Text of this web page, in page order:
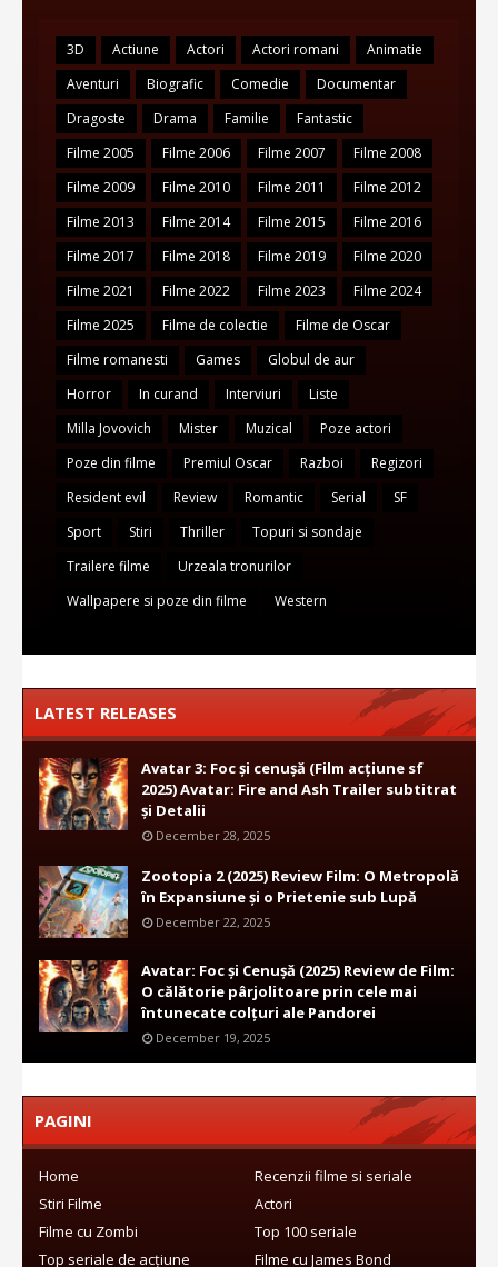
3D Actiune Actori Actori romani
Animatie
Aventuri
Biografic Comedie
Documentar
Dragoste
Drama Familie
Fantastic
Filme 2005
Filme 2006 Filme 2007
Filme 2008
Filme 2009
Filme 2010 Filme 2011
Filme 2012
Filme 2013
Filme 2014 Filme 2015
Filme 2016
Filme 2017
Filme 2018 Filme 2019
Filme 2020
Filme 2021
Filme 2022 Filme 2023
Filme 2024
Filme 2025
Filme de colectie
Filme de Oscar
Filme romanesti
Games
Globul de aur
Horror
In curand Interviuri
Liste
Milla Jovovich
Mister Muzical
Poze actori
Poze din filme
Premiul Oscar Razboi
Regizori
Resident evil
Review Romantic Serial
SF
Sport
Stiri Thriller
Topuri si sondaje
Trailere filme
Urzeala tronurilor
Wallpapere si poze din filme
Western
LATEST RELEASES
Avatar 3: Foc și cenușă (Film acțiune sf
2025) Avatar: Fire and Ash Trailer subtitrat
și Detalii
December 28, 2025
Zootopia 2 (2025) Review Film: O Metropolă
în Expansiune și o Prietenie sub Lupă
December 22, 2025
Avatar: Foc și Cenușă (2025) Review de Film:
O călătorie pârjolitoare prin cele mai
întunecate colțuri ale Pandorei
December 19, 2025
PAGINI
Home
Recenzii filme si seriale
Stiri Filme
Actori
Filme cu Zombi
Top 100 seriale
Top seriale de acțiune
Filme cu James Bond